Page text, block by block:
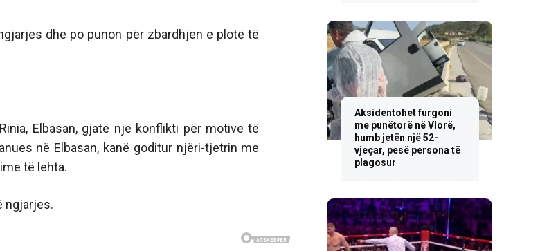
dhe po punon për zbardhjen e plotë të
Elbasan, gjatë një konflikti për motive të
në Elbasan, kanë goditur njëri-tjetrin me
të lehta.
ngjarjes.
Aksidentohet furgoni
me punëtorë në Vlorë,
humb jetën një 52-
vjeçar, pesë persona të
plagosur